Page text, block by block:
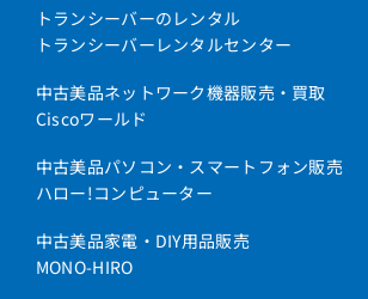
トランシーバーのレンタル
トランシーバーレンタルセンター
中古美品ネットワーク機器販売・買取
Ciscoワールド
中古美品パソコン・スマートフォン販売
ハロー!コンピューター
中古美品家電・DIY用品販売
MONO-HIRO